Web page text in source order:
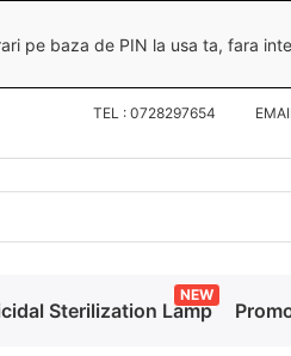
pe baza de PIN la usa ta, fara
TEL : 0728297654 EMAIL:
Sterilization Lamp
NEW